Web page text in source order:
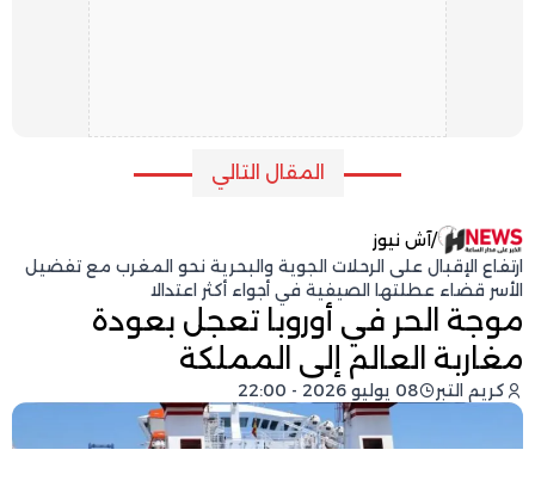
المقال التالي
/آش نيوز
ارتفاع الإقبال على الرحلات الجوية والبحرية نحو المغرب مع تفضيل
الأسر قضاء عطلتها الصيفية في أجواء أكثر اعتدالا
موجة الحر في أوروبا تعجل بعودة
مغاربة العالم إلى المملكة
كريم التبر 08 يوليو 2026 - 22:00